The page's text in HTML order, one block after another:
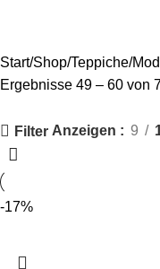
Start Shop Teppiche
Ergebnisse 49 – 60 von
Filter Anzeigen 9
-17%